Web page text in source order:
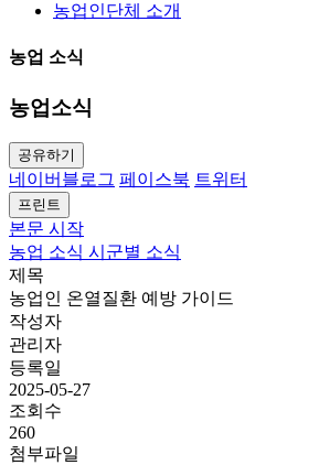
농업인단체 소개
농업 소식
농업소식
공유하기
네이버블로그 페이스북 트위터
프린트
본문 시작
농업 소식 시군별 소식
제목
농업인 온열질환 예방 가이드
작성자
관리자
등록일
2025-05-27
조회수
260
첨부파일